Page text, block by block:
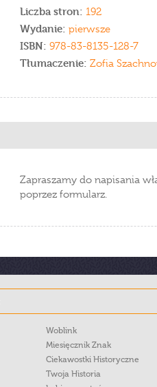
Liczba stron: 192
Wydanie: pierwsze
ISBN: 978-83-8135-128-7
Tłumaczenie: Zofia
Zapraszamy do napisania
poprzez formularz.
Woblink
Miesięcznik Znak
Ciekawostki Historyczne
Twoja Historia